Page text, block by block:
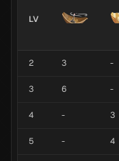
LV
2 3 -
3 6 -
4 - 3
5 - 4